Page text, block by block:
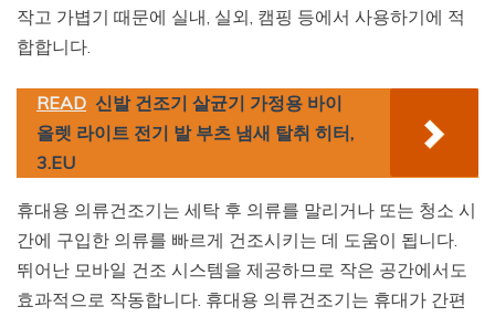
작고 가볍기 때문에 실내, 실외, 캠핑 등에서 사용하기에 적
합합니다.
READ 신발 건조기 살균기 가정용 바이
올렛 라이트 전기 발 부츠 냄새 탈취 히터,
3.EU
휴대용 의류건조기는 세탁 후 의류를 말리거나 또는 청소 시
간에 구입한 의류를 빠르게 건조시키는 데 도움이 됩니다.
뛰어난 모바일 건조 시스템을 제공하므로 작은 공간에서도
효과적으로 작동합니다. 휴대용 의류건조기는 휴대가 간편